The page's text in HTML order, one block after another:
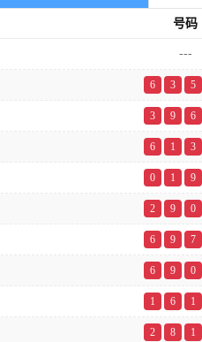
号码
---
6 3 5
3 9 6
6 1 3
0 1 9
2 9 0
6 9 7
6 9 0
1 6 1
2 8 1